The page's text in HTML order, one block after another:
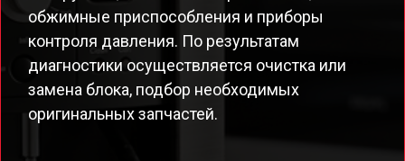
обжимные приспособления и приборы
контроля давления. По результатам
диагностики осуществляется очистка или
замена блока, подбор необходимых
оригинальных запчастей.